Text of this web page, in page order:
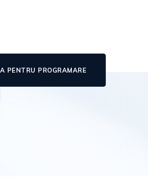
PENTRU PROGRAMARE